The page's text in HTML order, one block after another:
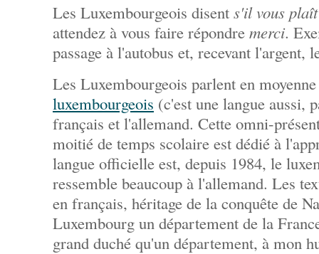
Les Luxembourgeois disent s'il vous plaît
attendez à vous faire répondre merci.
passage à l'autobus et, recevant
Les Luxembourgeois parlent en
luxembourgeois (c'est une langue aussi,
français et l'allemand. Cette omni-
moitié de temps scolaire est dédié à
langue officielle est, depuis 1984, le
ressemble beaucoup à l'allemand. Les
en français, héritage de la conquête de
Luxembourg un département de la
grand duché qu'un département, à mon